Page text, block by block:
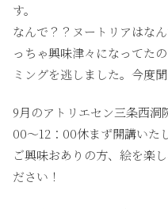
す。
なんで？？ヌートリアはな
っちゃ興味津々になってた
ミングを逃しました。今度聞
9月のアトリエセン三条西洞
00〜12：00休まず開講いた
ご興味おありの方、絵を楽
ださい！